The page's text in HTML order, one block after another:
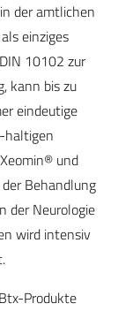
der amtlichen
einziges
10102 zur
kann bis zu
eindeutige
haltigen
und
Behandlung
der Neurologie
wird intensiv
Produkte